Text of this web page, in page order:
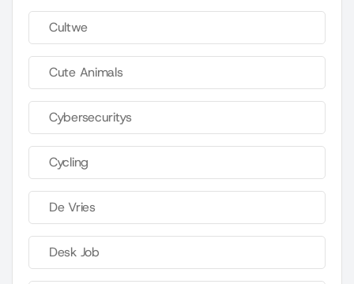
Cultwe
Cute Animals
Cybersecuritys
Cycling
De Vries
Desk Job